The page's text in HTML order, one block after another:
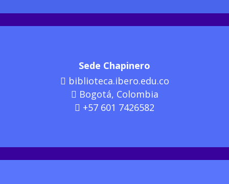
Sede Chapinero
biblioteca.ibero.edu.co
Bogotá, Colombia
+57 601 7426582